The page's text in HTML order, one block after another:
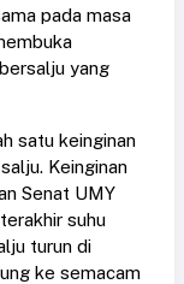
pada masa
yang
satu keinginan
Keinginan
Senat UMY
suhu
turun di
ke semacam